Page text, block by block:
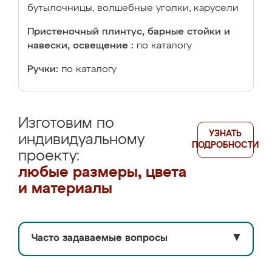
бутылочницы, волшебные уголки, карусели
Пристеночный плинтус, барные стойки и
навески, освещение : по каталогу
Ручки: по каталогу
Изготовим по
индивидуальному
проекту:
любые размеры, цвета
и материалы
УЗНАТЬ
ПОДРОБНОСТИ
Часто задаваемые вопросы ▼